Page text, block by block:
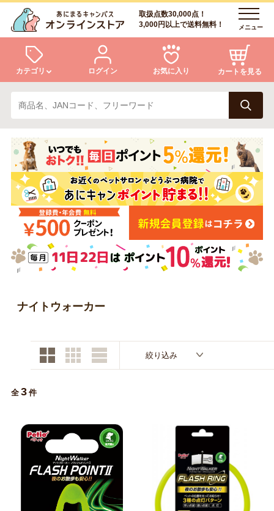
取扱点数30,000点！
3,000円以上で送料無料！
メニュー
カテゴリ
犬 猫
小動物・鳥 アクア・爬虫類・昆虫
ドッグフード キャットフード
美容・ケア用品 服・おさんぽ用品
日用品（デイリー）
トリマーグッズ
ログイン お気に入り カートを見る
ログイン
会員登録
あにまるキャンパスについて
アフターサービス
商品リクエスト
お問い合わせ
ナイトウォーカー
絞り込み
全 3 件